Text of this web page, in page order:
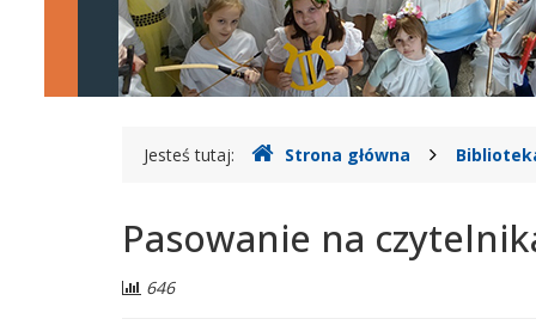
Gdzie
Jesteś tutaj: Strona główna
Pasowanie na
Liczba
646